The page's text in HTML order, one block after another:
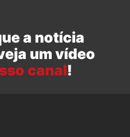
a notícia
um vídeo
canal!